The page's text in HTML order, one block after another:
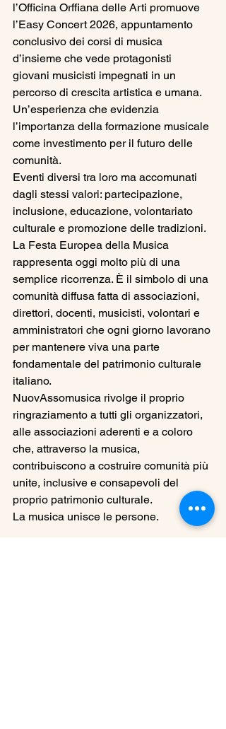
l’Officina Orffiana delle Arti promuove
l’Easy Concert 2026, appuntamento
conclusivo dei corsi di musica
d’insieme che vede protagonisti
giovani musicisti impegnati in un
percorso di crescita artistica e umana.
Un’esperienza che evidenzia
l’importanza della formazione musicale
come investimento per il futuro delle
comunità.
Eventi diversi tra loro ma accomunati
dagli stessi valori: partecipazione,
inclusione, educazione, volontariato
culturale e promozione delle tradizioni.
La Festa Europea della Musica
rappresenta oggi molto più di una
semplice ricorrenza. È il simbolo di una
comunità diffusa fatta di associazioni,
direttori, docenti, musicisti, volontari e
amministratori che ogni giorno lavorano
per mantenere viva una parte
fondamentale del patrimonio culturale
italiano.
NuovAssomusica rivolge il proprio
ringraziamento a tutti gli organizzatori,
alle associazioni aderenti e a coloro
che, attraverso la musica,
contribuiscono a costruire comunità più
unite, inclusive e consapevoli del
proprio patrimonio culturale.
La musica unisce le persone.